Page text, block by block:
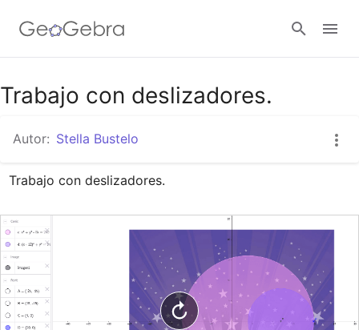
Google Classroom
GeoGebra Classroom
Trabajo con deslizadores.
Autor: Stella Bustelo
Trabajo con deslizadores.